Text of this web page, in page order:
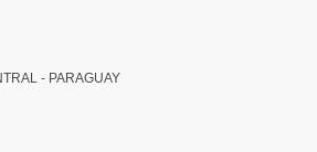
- PARAGUAY